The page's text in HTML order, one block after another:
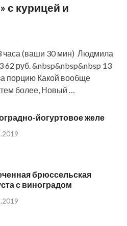
с курицей и
часа (ваши 30 мин) Людмила
руб. &nbsp&nbsp&nbsp 13
порцию Какой вообще
тем более, Новый …
йогуртовое желе
брюссельская
с виноградом